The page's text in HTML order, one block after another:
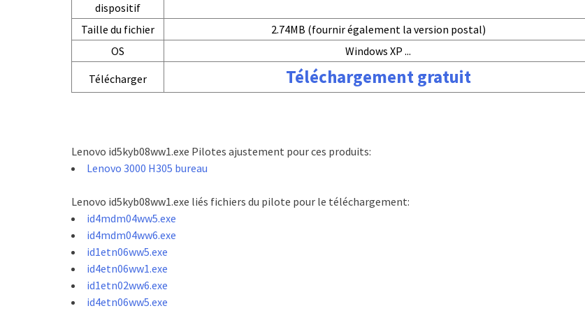
dispositif
Taille du fichier
2.74MB (fournir également la version postal)
OS
Windows XP ...
Télécharger
Téléchargement gratuit
Lenovo id5kyb08ww1.exe Pilotes ajustement pour ces produits:
Lenovo 3000 H305 bureau
Lenovo id5kyb08ww1.exe liés fichiers du pilote pour le téléchargement:
id4mdm04ww5.exe
id4mdm04ww6.exe
id1etn06ww5.exe
id4etn06ww1.exe
id1etn02ww6.exe
id4etn06ww5.exe